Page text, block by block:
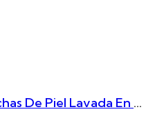
Cartera Billetera Con Tachas De Piel Lavada En Rojo Taylor